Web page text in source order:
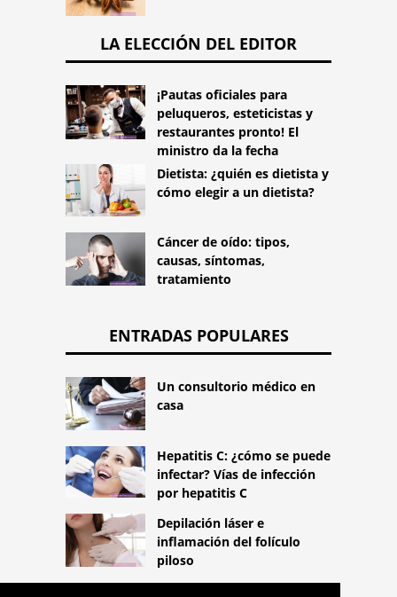
LA ELECCIÓN DEL EDITOR
¡Pautas oficiales para
peluqueros, esteticistas y
restaurantes pronto! El
ministro da la fecha
Dietista: ¿quién es dietista y
cómo elegir a un dietista?
Cáncer de oído: tipos,
causas, síntomas,
tratamiento
ENTRADAS POPULARES
Un consultorio médico en
casa
Hepatitis C: ¿cómo se puede
infectar? Vías de infección
por hepatitis C
Depilación láser e
inflamación del folículo
piloso